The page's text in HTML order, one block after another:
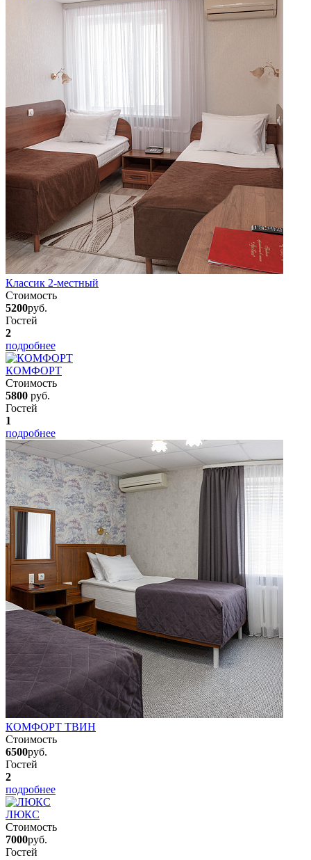
Классик 2-местный
Стоимость
5200руб.
Гостей
2
подробнее
КОМФОРТ
Стоимость
5800 руб.
Гостей
1
подробнее
КОМФОРТ ТВИН
Стоимость
6500руб.
Гостей
2
подробнее
ЛЮКС
Стоимость
7000руб.
Гостей